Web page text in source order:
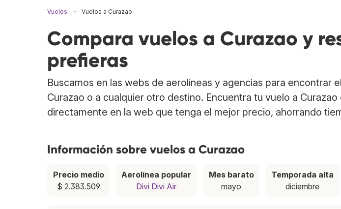
Vuelos Vuelos a Curazao
Compara vuelos a Curazao y
prefieras
Buscamos en las webs de aerolíneas y agencias para encontrar
Curazao o a cualquier otro destino. Encuentra tu vuelo a
directamente en la web que tenga el mejor precio, ahorrando
Información sobre vuelos a Curazao
Precio medio
$ 2.383.509
Aerolínea popular
Divi Divi Air
Mes barato
mayo
Temporada alta
diciembre